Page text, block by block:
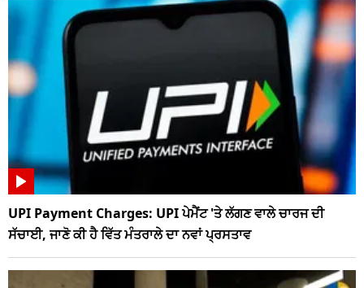
UPI Payment Charges: UPI ਪੇਮੈਂਟ 'ਤੇ ਲੱਗਣ ਵਾਲੇ ਚਾਰਜ ਦੀ
ਸੱਚਾਈ, ਜਾਣੋ ਕੀ ਹੈ ਵਿੱਤ ਮੰਤਰਾਲੇ ਦਾ ਨਵਾਂ ਪ੍ਰਸਤਾਵ